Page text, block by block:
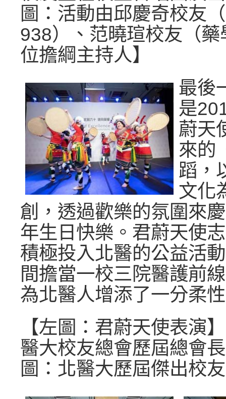
圖：活動由邱慶奇校友
938）、范曉瑄校友（
位擔綱主持人】
最後
是
蔚天
來的
蹈，
文化
創，透過歡樂的氛圍來
年生日快樂。君蔚天使
積極投入北醫的公益活
間擔當一校三院醫護前
為北醫人增添了一分柔
【左圖：君蔚天使表演
醫大校友總會歷屆總會
圖：北醫大歷屆傑出校